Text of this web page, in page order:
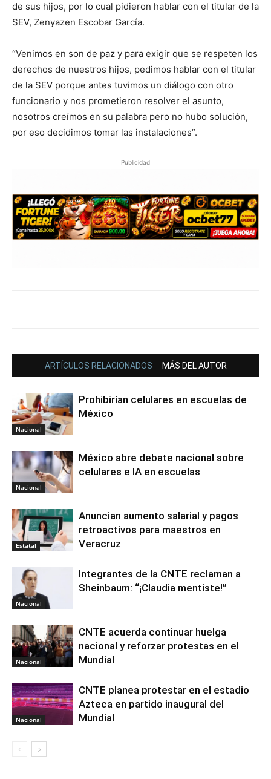
de sus hijos, por lo cual pidieron hablar con el titular de la
SEV, Zenyazen Escobar García.
“Venimos en son de paz y para exigir que se respeten los
derechos de nuestros hijos, pedimos hablar con el titular
de la SEV porque antes tuvimos un diálogo con otro
funcionario y nos prometieron resolver el asunto,
nosotros creímos en su palabra pero no hubo solución,
por eso decidimos tomar las instalaciones”.
Publicidad
ARTÍCULOS RELACIONADOS MÁS DEL AUTOR
Nacional
Prohibirían celulares en escuelas de
México
Nacional
México abre debate nacional sobre
celulares e IA en escuelas
Estatal
Anuncian aumento salarial y pagos
retroactivos para maestros en
Veracruz
Nacional
Integrantes de la CNTE reclaman a
Sheinbaum: “¡Claudia mentiste!”
Nacional
CNTE acuerda continuar huelga
nacional y reforzar protestas en el
Mundial
Nacional
CNTE planea protestar en el estadio
Azteca en partido inaugural del
Mundial